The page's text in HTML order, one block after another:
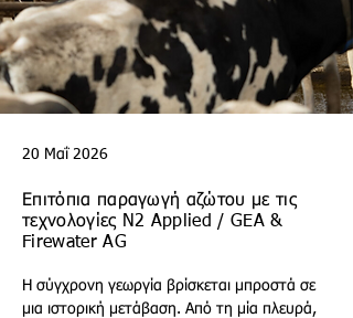
20 Μαΐ 2026
Επιτόπια παραγωγή αζώτου με τις
τεχνολογίες N2 Applied / GEA &
Firewater AG
Η σύγχρονη γεωργία βρίσκεται μπροστά σε
μια ιστορική μετάβαση. Από τη μία πλευρά,